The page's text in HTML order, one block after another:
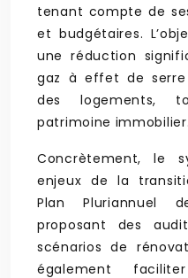
tenant compte de
et budgétaires.
une réduction
gaz à effet de
des logements,
patrimoine immobilier.
Concrètement, le
enjeux de la
Plan Pluriannuel
proposant des
scénarios de
également